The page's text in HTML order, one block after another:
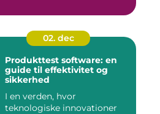
02. dec
Produkttest software: en
guide til effektivitet og
sikkerhed
I en verden, hvor
teknologiske innovationer